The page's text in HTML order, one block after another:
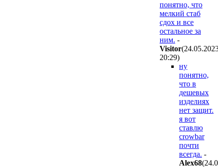
понятно, что
мелкий стаб
сдох и все
остальное за
ним. -
Visitor
20:29)
ну
понятно,
что в
дешевых
изделиях
нет защит.
я вот
ставлю
crowbar
почти
всегда. -
Alex68